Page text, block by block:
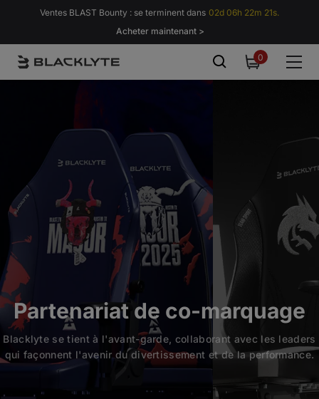
Passer au contenu
Ventes BLAST Bounty : se terminent dans 02d 06h 22m 20s.
Acheter maintenant >
00
Partenariat de co-marquage
Blacklyte se tient à l'avant-garde, collaborant avec les leaders
qui façonnent l'avenir du divertissement et de la performance.